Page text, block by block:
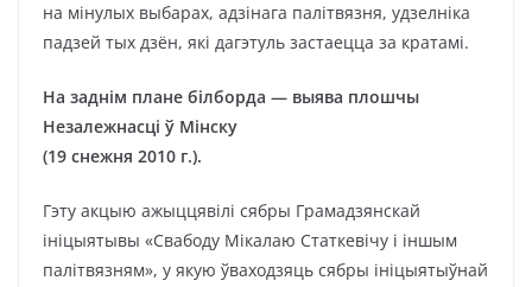
на мінулых выбарах, адзінага палітвязня, удзелніка
падзей тых дзён, які дагэтуль застаецца за кратамі.
На заднім плане білборда — выява плошчы
Незалежнасці ў Мінску
(19 снежня 2010 г.).
Гэту акцыю ажыццявілі сябры Грамадзянскай
ініцыятывы «Свабоду Мікалаю Статкевічу і іншым
палітвязням», у якую ўваходзяць сябры ініцыятыўнай